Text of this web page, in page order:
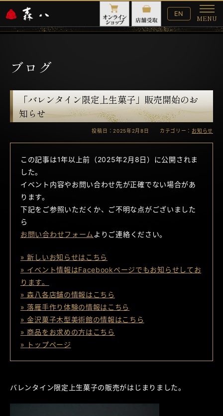
English
Website
EN
MENU
メ
ニ
ブログ
「バレンタイン限定上生菓子」販売開始のお
知らせ
投稿日：2025年2月8日 カテゴリー： お知らせ
この記事は1年以上前（2025年2月8日）に公開されま
した。
イベント内容やお問い合わせ先が正確でない場合があ
ります。
下記をご参照いただくか、ご不明な点がございました
ら
お問い合わせフォームよりご連絡ください。
» 新しいお知らせはこちら
» イベント情報はFacebookページでもお知らせしてお
ります。
» 森八各店舗の情報はこちら
» 落雁手作り体験の情報はこちら
» 金沢菓子木型美術館の情報はこちら
» 商品をお求めの方はこちら
» トップページ
バレンタイン限定上生菓子の販売がはじまりました。